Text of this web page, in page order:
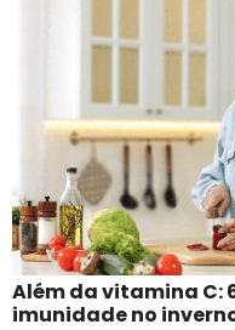
Além da vitamina C:
imunidade no